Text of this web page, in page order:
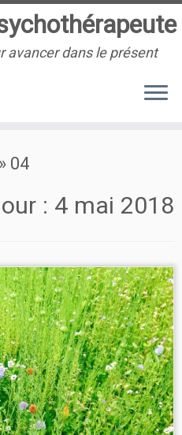
avancer dans le présent
» 04
: 4 mai 2018